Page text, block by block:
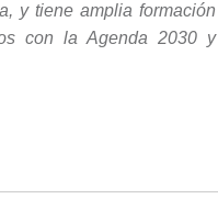
y tiene amplia formación
con la Agenda 2030 y